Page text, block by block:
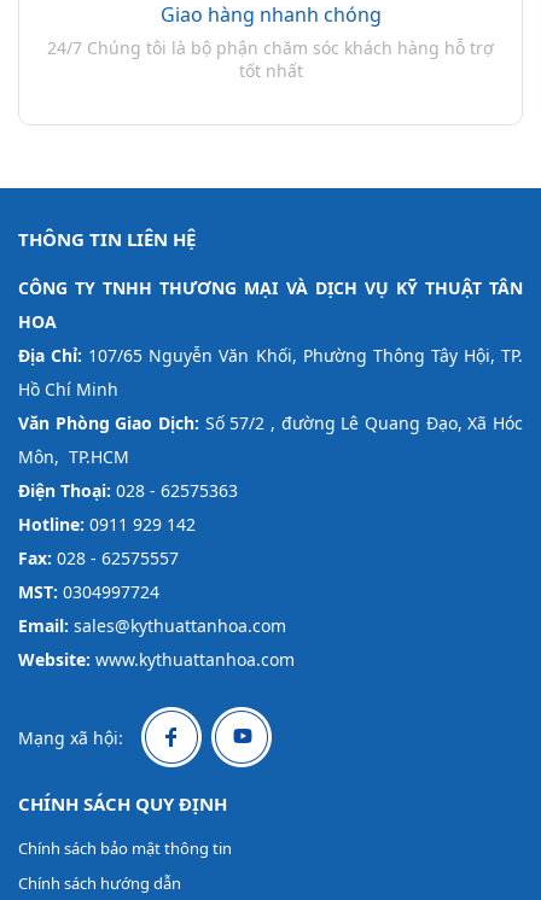
Giao hàng nhanh chóng
24/7 Chúng tôi là bộ phận chăm sóc khách hàng hỗ trợ
tốt nhất
THÔNG TIN LIÊN HỆ
CÔNG TY TNHH THƯƠNG MẠI VÀ DỊCH VỤ KỸ THUẬT TÂN
HOA
Địa Chỉ: 107/65 Nguyễn Văn Khối, Phường Thông Tây Hội, TP.
Hồ Chí Minh
Văn Phòng Giao Dịch: Số 57/2 , đường Lê Quang Đạo, Xã Hóc
Môn, TP.HCM
Điện Thoại: 028 - 62575363
Hotline: 0911 929 142
Fax: 028 - 62575557
MST: 0304997724
Email: sales@kythuattanhoa.com
Website: www.kythuattanhoa.com
Mạng xã hội:
CHÍNH SÁCH QUY ĐỊNH
Chính sách bảo mật thông tin
Chính sách hướng dẫn